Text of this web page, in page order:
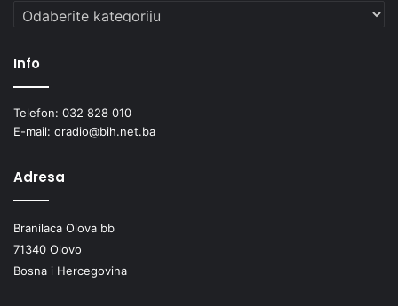
IMÁGENES MENTALES
Facebook
https://www.facebook.com/imagenesmentalesmusica
Instagramhttps://www.instagram.com/imagenesmentales/
CALL ME SHADOW
Facebookhttps://www.facebook.com/callmeshadowmusic
Instagramhttps://www.instagram.com/callmeshadowmusi
Kategorije
Info
Telefon: 032 828 010
E-mail: oradio@bih.net.ba
Adresa
Branilaca Olova bb
71340 Olovo
Bosna i Hercegovina